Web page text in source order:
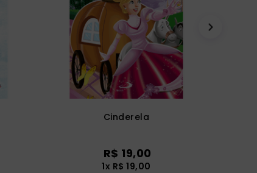
Cinderela
R$ 19,00
1x R$ 19,00